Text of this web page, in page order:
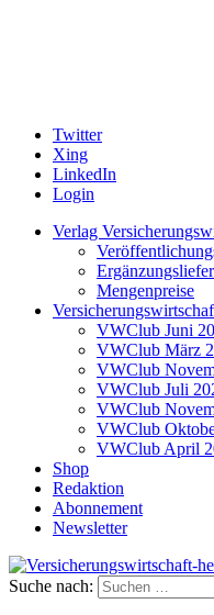
Twitter
Xing
LinkedIn
Login
Verlag
Mengenpreise
VWClub Juni
VWClub März
VWClub
VWClub Juli
VWClub
VWClub
VWClub April
Shop
Redaktion
Abonnement
Newsletter
Versicherungswirtschaft-
Suche nach: